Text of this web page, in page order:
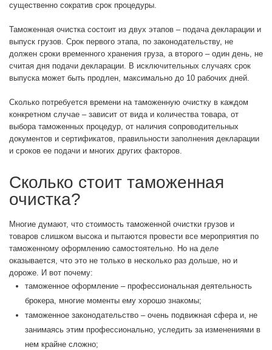
существенно сократив срок процедуры.
Таможенная очистка состоит из двух этапов – подача декларации и
выпуск грузов. Срок первого этапа, по законодательству, не
должен сроки временного хранения груза, а второго – один день, не
считая дня подачи декларации. В исключительных случаях срок
выпуска может быть продлен, максимально до 10 рабочих дней.
Сколько потребуется времени на таможенную очистку в каждом
конкретном случае – зависит от вида и количества товара, от
выбора таможенных процедур, от наличия сопроводительных
документов и сертификатов, правильности заполнения декларации
и сроков ее подачи и многих других факторов.
Сколько стоит таможенная
очистка?
Многие думают, что стоимость таможенной очистки грузов и
товаров слишком высока и пытаются провести все мероприятия по
таможенному оформлению самостоятельно. Но на деле
оказывается, что это не только в несколько раз дольше, но и
дороже. И вот почему:
таможенное оформление – профессиональная деятельность
брокера, многие моменты ему хорошо знакомы;
таможенное законодательство – очень подвижная сфера и, не
занимаясь этим профессионально, уследить за изменениями в
нем крайне сложно;